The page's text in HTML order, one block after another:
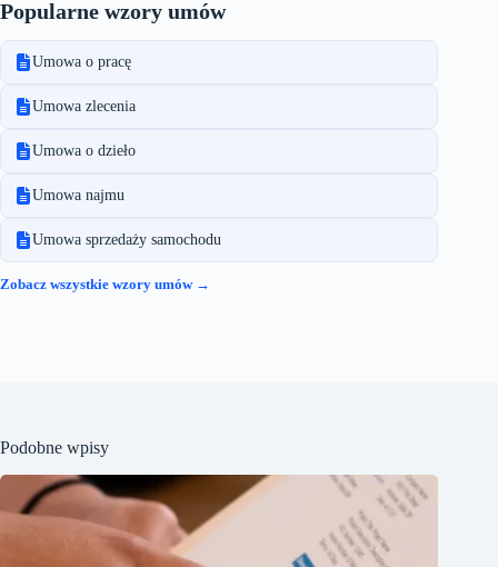
Popularne wzory umów
Umowa o pracę
Umowa zlecenia
Umowa o dzieło
Umowa najmu
Umowa sprzedaży samochodu
Zobacz wszystkie wzory umów →
Podobne wpisy